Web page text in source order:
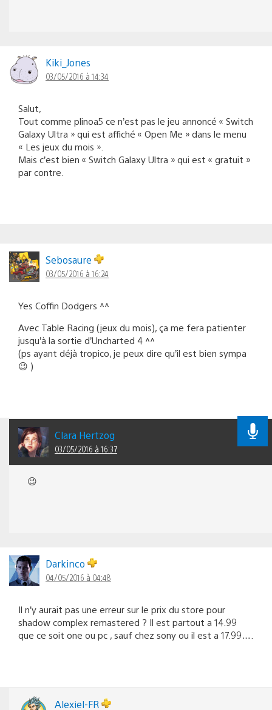
Kiki_Jones
03/05/2016 à 14:34
Salut,
Tout comme plinoa5 ce n’est pas le jeu annoncé « Switch
Galaxy Ultra » qui est affiché « Open Me » dans le menu
« Les jeux du mois ».
Mais c’est bien « Switch Galaxy Ultra » qui est « gratuit »
par contre.
Sebosaure
03/05/2016 à 16:24
Yes Coffin Dodgers ^^
Avec Table Racing (jeux du mois), ça me fera patienter
jusqu’à la sortie d’Uncharted 4 ^^
(ps ayant déjà tropico, je peux dire qu’il est bien sympa
😉 )
Clara Hertzog
03/05/2016 à 16:37
😉
Darkinco
04/05/2016 à 04:48
Il n’y aurait pas une erreur sur le prix du store pour
shadow complex remastered ? Il est partout a 14.99
que ce soit one ou pc , sauf chez sony ou il est a 17.99….
Alexiel-FR